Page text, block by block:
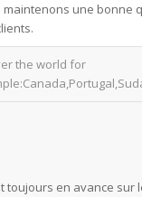
maintenons une bonne
the world for
toujours en avance sur